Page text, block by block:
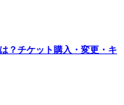
？チケット購入・変更・キ